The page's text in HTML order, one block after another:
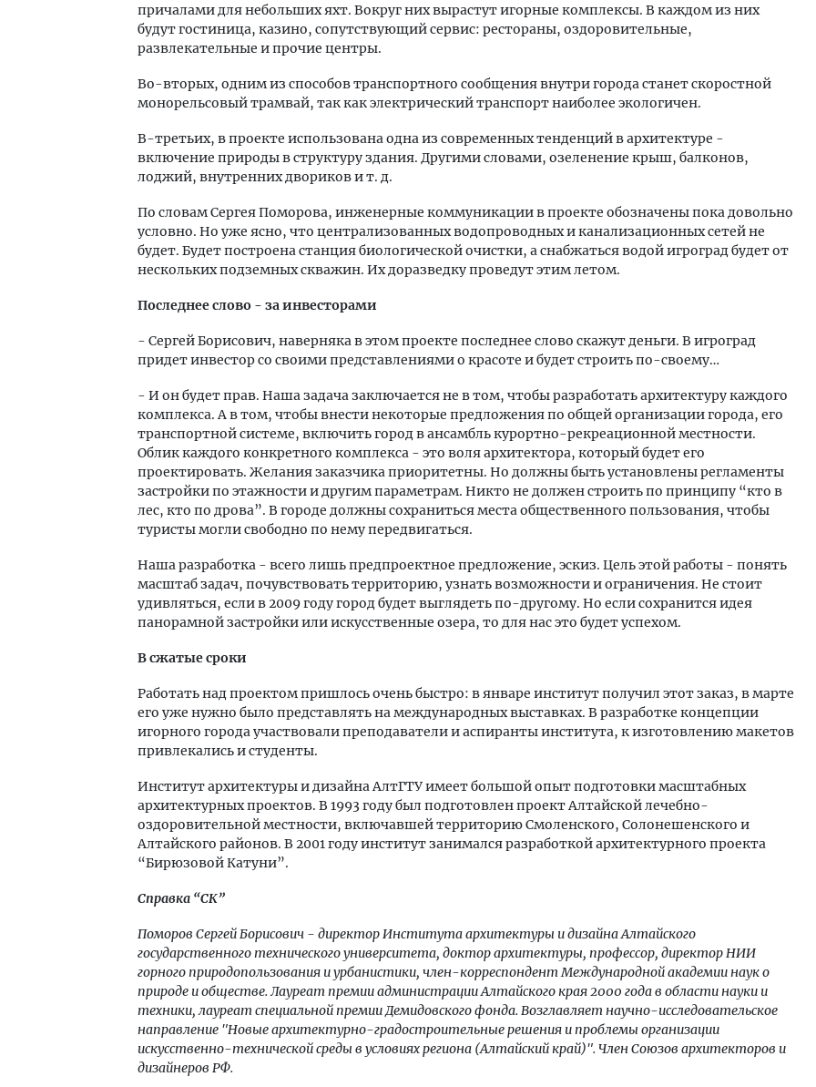
причалами для небольших яхт. Вокруг них вырастут игорные комплексы. В каждом из них
будут гостиница, казино, сопутствующий сервис: рестораны, оздоровительные,
развлекательные и прочие центры.
Во-вторых, одним из способов транспортного сообщения внутри города станет скоростной
монорельсовый трамвай, так как электрический транспорт наиболее экологичен.
В-третьих, в проекте использована одна из современных тенденций в архитектуре -
включение природы в структуру здания. Другими словами, озеленение крыш, балконов,
лоджий, внутренних двориков и т. д.
По словам Сергея Поморова, инженерные коммуникации в проекте обозначены пока довольно
условно. Но уже ясно, что централизованных водопроводных и канализационных сетей не
будет. Будет построена станция биологической очистки, а снабжаться водой игроград будет от
нескольких подземных скважин. Их доразведку проведут этим летом.
Последнее слово - за инвесторами
- Сергей Борисович, наверняка в этом проекте последнее слово скажут деньги. В игроград
придет инвестор со своими представлениями о красоте и будет строить по-своему…
- И он будет прав. Наша задача заключается не в том, чтобы разработать архитектуру каждого
комплекса. А в том, чтобы внести некоторые предложения по общей организации города, его
транспортной системе, включить город в ансамбль курортно-рекреационной местности.
Облик каждого конкретного комплекса - это воля архитектора, который будет его
проектировать. Желания заказчика приоритетны. Но должны быть установлены регламенты
застройки по этажности и другим параметрам. Никто не должен строить по принципу “кто в
лес, кто по дрова”. В городе должны сохраниться места общественного пользования, чтобы
туристы могли свободно по нему передвигаться.
Наша разработка - всего лишь предпроектное предложение, эскиз. Цель этой работы - понять
масштаб задач, почувствовать территорию, узнать возможности и ограничения. Не стоит
удивляться, если в 2009 году город будет выглядеть по-другому. Но если сохранится идея
панорамной застройки или искусственные озера, то для нас это будет успехом.
В сжатые сроки
Работать над проектом пришлось очень быстро: в январе институт получил этот заказ, в марте
его уже нужно было представлять на международных выставках. В разработке концепции
игорного города участвовали преподаватели и аспиранты института, к изготовлению макетов
привлекались и студенты.
Институт архитектуры и дизайна АлтГТУ имеет большой опыт подготовки масштабных
архитектурных проектов. В 1993 году был подготовлен проект Алтайской лечебно-
оздоровительной местности, включавшей территорию Смоленского, Солонешенского и
Алтайского районов. В 2001 году институт занимался разработкой архитектурного проекта
“Бирюзовой Катуни”.
Справка “СК”
Поморов Сергей Борисович - директор Института архитектуры и дизайна Алтайского
государственного технического университета, доктор архитектуры, профессор, директор НИИ
горного природопользования и урбанистики, член-корреспондент Международной академии наук о
природе и обществе. Лауреат премии администрации Алтайского края 2000 года в области науки и
техники, лауреат специальной премии Демидовского фонда. Возглавляет научно-исследовательское
направление "Новые архитектурно-градостроительные решения и проблемы организации
искусственно-технической среды в условиях региона (Алтайский край)". Член Союзов архитекторов и
дизайнеров РФ.